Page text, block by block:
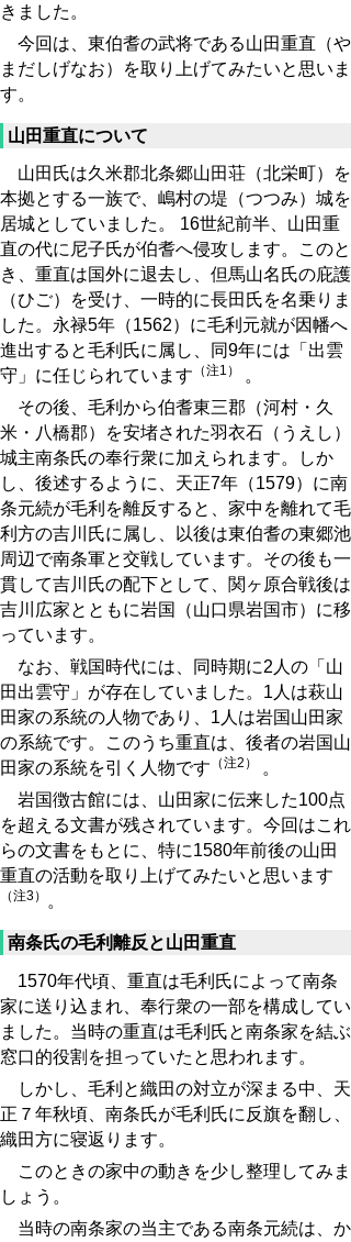
きました。
今回は、東伯耆の武将である山田重直（や
まだしげなお）を取り上げてみたいと思いま
す。
山田重直について
山田氏は久米郡北条郷山田荘（北栄町）を
本拠とする一族で、嶋村の堤（つつみ）城を
居城としていました。 16世紀前半、山田重
直の代に尼子氏が伯耆へ侵攻します。このと
き、重直は国外に退去し、但馬山名氏の庇護
（ひご）を受け、一時的に長田氏を名乗りま
した。永禄5年（1562）に毛利元就が因幡へ
進出すると毛利氏に属し、同9年には「出雲
守」に任じられています （注1）
。
その後、毛利から伯耆東三郡（河村・久
米・八橋郡）を安堵された羽衣石（うえし）
城主南条氏の奉行衆に加えられます。しか
し、後述するように、天正7年（1579）に南
条元続が毛利を離反すると、家中を離れて毛
利方の吉川氏に属し、以後は東伯耆の東郷池
周辺で南条軍と交戦しています。その後も一
貫して吉川氏の配下として、関ヶ原合戦後は
吉川広家とともに岩国（山口県岩国市）に移
っています。
なお、戦国時代には、同時期に2人の「山
田出雲守」が存在していました。1人は萩山
田家の系統の人物であり、1人は岩国山田家
の系統です。このうち重直は、後者の岩国山
田家の系統を引く人物です （注2）
。
岩国徴古館には、山田家に伝来した100点
を超える文書が残されています。今回はこれ
らの文書をもとに、特に1580年前後の山田
重直の活動を取り上げてみたいと思います
（注3） 。
南条氏の毛利離反と山田重直
1570年代頃、重直は毛利氏によって南条
家に送り込まれ、奉行衆の一部を構成してい
ました。当時の重直は毛利氏と南条家を結ぶ
窓口的役割を担っていたと思われます。
しかし、毛利と織田の対立が深まる中、天
正７年秋頃、南条氏が毛利氏に反旗を翻し、
織田方に寝返ります。
このときの家中の動きを少し整理してみま
しょう。
当時の南条家の当主である南条元続は、か